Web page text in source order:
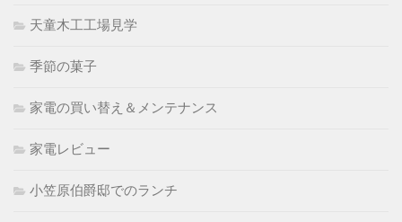
天童木工工場見学
季節の菓子
家電の買い替え＆メンテナンス
家電レビュー
小笠原伯爵邸でのランチ